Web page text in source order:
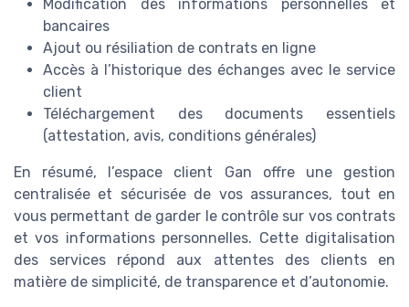
Modification des informations personnelles et
bancaires
Ajout ou résiliation de contrats en ligne
Accès à l’historique des échanges avec le service
client
Téléchargement des documents essentiels
(attestation, avis, conditions générales)
En résumé, l’espace client Gan offre une gestion
centralisée et sécurisée de vos assurances, tout en
vous permettant de garder le contrôle sur vos contrats
et vos informations personnelles. Cette digitalisation
des services répond aux attentes des clients en
matière de simplicité, de transparence et d’autonomie.